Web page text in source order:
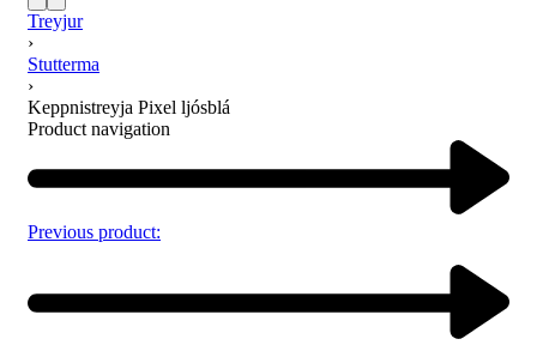
Treyjur
›
Stutterma
›
Keppnistreyja Pixel ljósblá
Product navigation
Previous product: